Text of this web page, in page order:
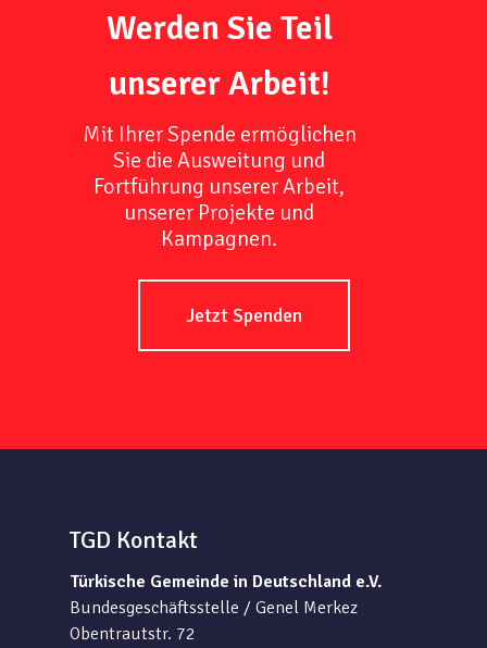
Werden Sie Teil
unserer Arbeit!
Mit Ihrer Spende ermöglichen
Sie die Ausweitung und
Fortführung unserer Arbeit,
unserer Projekte und
Kampagnen.
Jetzt Spenden
TGD Kontakt
Türkische Gemeinde in Deutschland e.V.
Bundesgeschäftsstelle / Genel Merkez
Obentrautstr. 72